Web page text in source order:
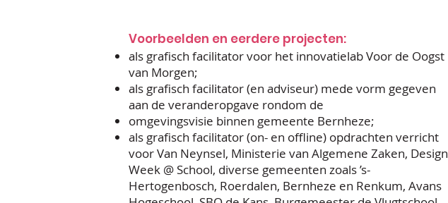
Voorbeelden en eerdere projecten:
als grafisch facilitator voor het innovatielab Voor de Oogst
van Morgen;
als grafisch facilitator (en adviseur) mede vorm gegeven
aan de veranderopgave rondom de
omgevingsvisie binnen gemeente Bernheze;
als grafisch facilitator (on- en offline) opdrachten verricht
voor Van Neynsel, Ministerie van Algemene Zaken, Design
Week @ School, diverse gemeenten zoals ’s-
Hertogenbosch, Roerdalen, Bernheze en Renkum, Avans